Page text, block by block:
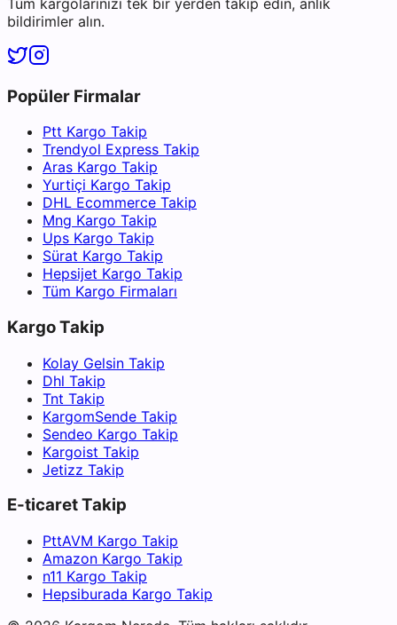
bildirimler alın.
Popüler Firmalar
Ptt Kargo Takip
Trendyol Express Takip
Aras Kargo Takip
Yurtiçi Kargo Takip
DHL Ecommerce Takip
Mng Kargo Takip
Ups Kargo Takip
Sürat Kargo Takip
Hepsijet Kargo Takip
Tüm Kargo Firmaları
Kargo Takip
Kolay Gelsin Takip
Dhl Takip
Tnt Takip
KargomSende Takip
Sendeo Kargo Takip
Kargoist Takip
Jetizz Takip
E-ticaret Takip
PttAVM Kargo Takip
Amazon Kargo Takip
n11 Kargo Takip
Hepsiburada Kargo Takip